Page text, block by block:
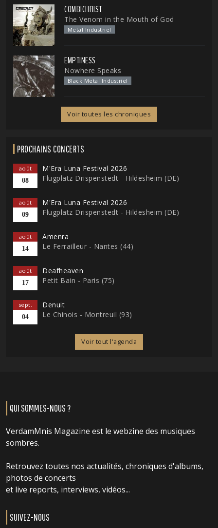
COMBICHRIST
The Venom in the Mouth of God
Metal Industriel
EMPTINESS
Nowhere Speaks
Black Metal Industriel
Voir toutes les chroniques
PROCHAINS CONCERTS
août
08
M'Era Luna Festival 2026
Flugplatz Drispenstedt - Hildesheim (DE)
août
09
M'Era Luna Festival 2026
Flugplatz Drispenstedt - Hildesheim (DE)
août
14
Amenra
Le Ferrailleur - Nantes (44)
août
17
Deafheaven
Petit Bain - Paris (75)
sept.
04
Denuit
Le Chinois - Montreuil (93)
Voir tout l'agenda
QUI SOMMES-NOUS ?
VerdamMnis Magazine est le webzine des musiques
sombres.
Retrouvez toutes nos actualités, chroniques d'albums,
photos de concerts
et live reports, interviews, vidéos...
SUIVEZ-NOUS